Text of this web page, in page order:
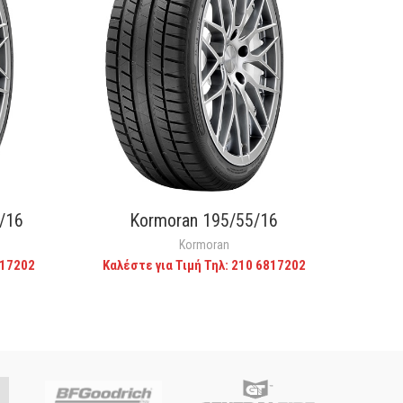
16 CALL FOR PRICE
Kormoran 195/55/16
Kormoran
Καλέστε για Τιμή Τηλ: 210 6817202